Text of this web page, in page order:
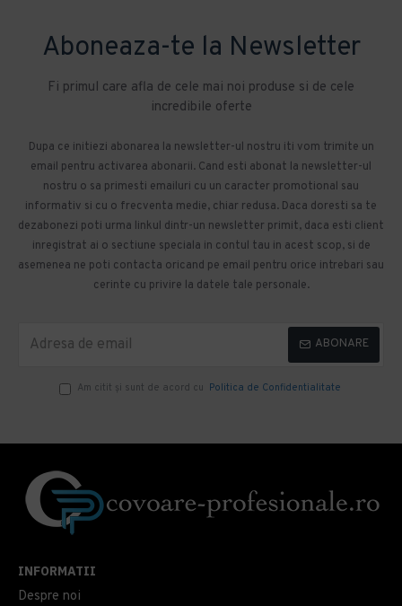
Aboneaza-te la Newsletter
Fi primul care afla de cele mai noi produse si de cele
incredibile oferte
Dupa ce initiezi abonarea la newsletter-ul nostru iti vom trimite un
email pentru activarea abonarii. Cand esti abonat la newsletter-ul
nostru o sa primesti emailuri cu un caracter promotional sau
informativ si cu o frecventa medie, chiar redusa. Daca doresti sa te
dezabonezi poti urma linkul dintr-un newsletter primit, daca esti client
inregistrat ai o sectiune speciala in contul tau in acest scop, si de
asemenea ne poti contacta oricand pe email pentru orice intrebari sau
cerinte cu privire la datele tale personale.
ABONARE
Am citit şi sunt de acord cu Politica de Confidentialitate
INFORMATII
Despre noi